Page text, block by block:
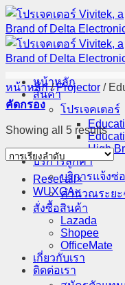
ข้าม
ไป
ยัง
เนื้อหา
หน้าหลัก
สินค้า
โปรเจคเตอร์​
High
บริการลูกค้า
บริการแจ้งซ่
คำนวณระยะ
สั่งซื้อสินค้า
Lazada
Shopee
OfficeMate
เกี่ยวกับเรา
ติดต่อเรา
หน้าหลัก / Projector /
คัดกรอง
Showing all 5 results
Reset all×
WUXGA×